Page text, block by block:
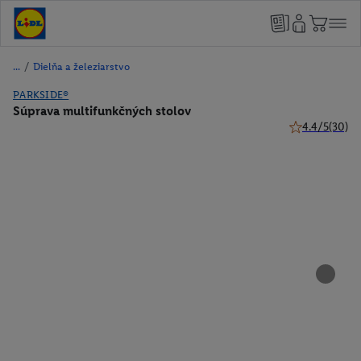
/ Dielňa a železiarstvo
PARKSIDE®
Súprava multifunkčných stolov
4.4/5(30)